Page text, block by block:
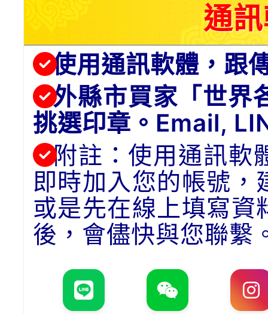
通
使用通訊軟體，跟
外縣市買家「世界
挑選印章。Email,
附註：使用通訊軟
即時加入您的帳號，
或是先在線上填寫資
後，會儘快與您聯繫